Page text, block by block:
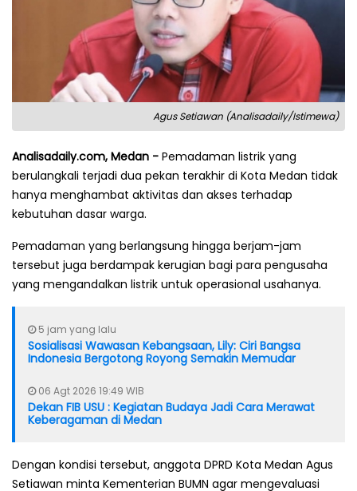
Agus Setiawan (Analisadaily/Istimewa)
Analisadaily.com, Medan - Pemadaman listrik yang
berulangkali terjadi dua pekan terakhir di Kota Medan tidak
hanya menghambat aktivitas dan akses terhadap
kebutuhan dasar warga.
Pemadaman yang berlangsung hingga berjam-jam
tersebut juga berdampak kerugian bagi para pengusaha
yang mengandalkan listrik untuk operasional usahanya.
5 jam yang lalu
Sosialisasi Wawasan Kebangsaan, Lily: Ciri Bangsa
Indonesia Bergotong Royong Semakin Memudar
06 Agt 2026 19:49 WIB
Dekan FIB USU : Kegiatan Budaya Jadi Cara Merawat
Keberagaman di Medan
Dengan kondisi tersebut, anggota DPRD Kota Medan Agus
Setiawan minta Kementerian BUMN agar mengevaluasi